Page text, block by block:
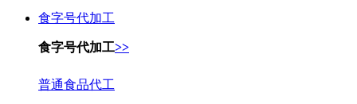
食字号代加工
食字号代加工>>
普通食品代工